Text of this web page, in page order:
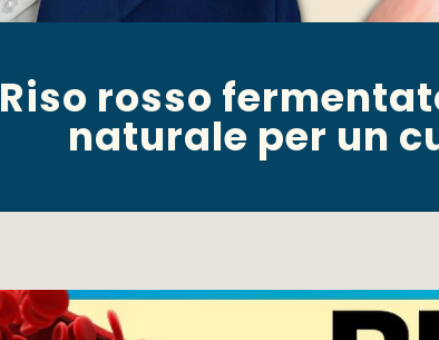
Riso rosso
naturale per un